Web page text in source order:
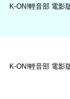
K-ON!輕音部 電影
K-ON!輕音部 電